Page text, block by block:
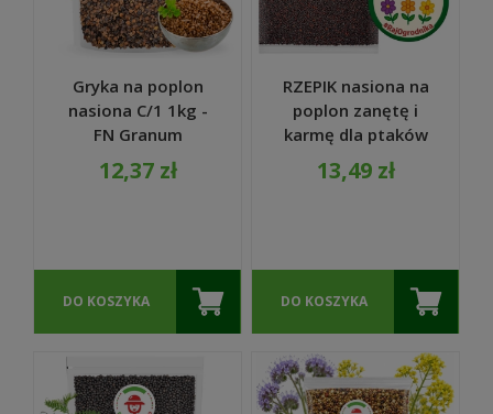
Gryka na poplon
nasiona C/1 1kg -
FN Granum
12,37 zł
DO KOSZYKA
RZEPIK nasiona na
poplon zanętę i
karmę dla ptaków
1 KG - REDUM
13,49 zł
DO KOSZYKA